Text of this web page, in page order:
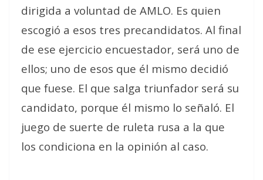
dirigida a voluntad de AMLO. Es quien
escogió a esos tres precandidatos. Al final
de ese ejercicio encuestador, será uno de
ellos; uno de esos que él mismo decidió
que fuese. El que salga triunfador será su
candidato, porque él mismo lo señaló. El
juego de suerte de ruleta rusa a la que
los condiciona en la opinión al caso.